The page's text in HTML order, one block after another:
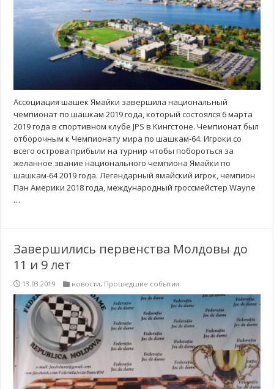
Ассоциация шашек Ямайки завершила национальный
чемпионат по шашкам 2019 года, который состоялся 6 марта
2019 года в спортивном клубе JPS в Кингстоне. Чемпионат был
отборочным к Чемпионату мира по шашкам-64. Игроки со
всего острова прибыли на турнир чтобы побороться за
желанное звание национального чемпиона Ямайки по
шашкам-64 2019 года. Легендарный ямайский игрок, чемпион
Пан Америки 2018 года, международный гроссмейстер Wayne
…
Завершились первенства Молдовы до
11 и 9 лет
13.03.2019 новости, Прошедшие события